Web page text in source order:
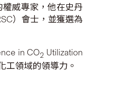
威專家，他在史丹
）會士，並獲選為
in CO2 Utilization
工領域的領導力。